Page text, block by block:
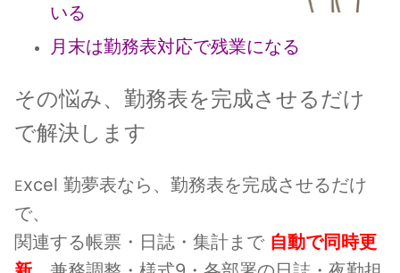
いる
月末は勤務表対応で残業になる
その悩み、勤務表を完成させるだけ
で解決します
Excel 勤夢表なら、勤務表を完成させるだけ
で、
関連する帳票・日誌・集計まで 自動で同時更